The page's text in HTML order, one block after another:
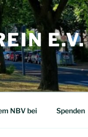
E.V.
NBV bei Spenden